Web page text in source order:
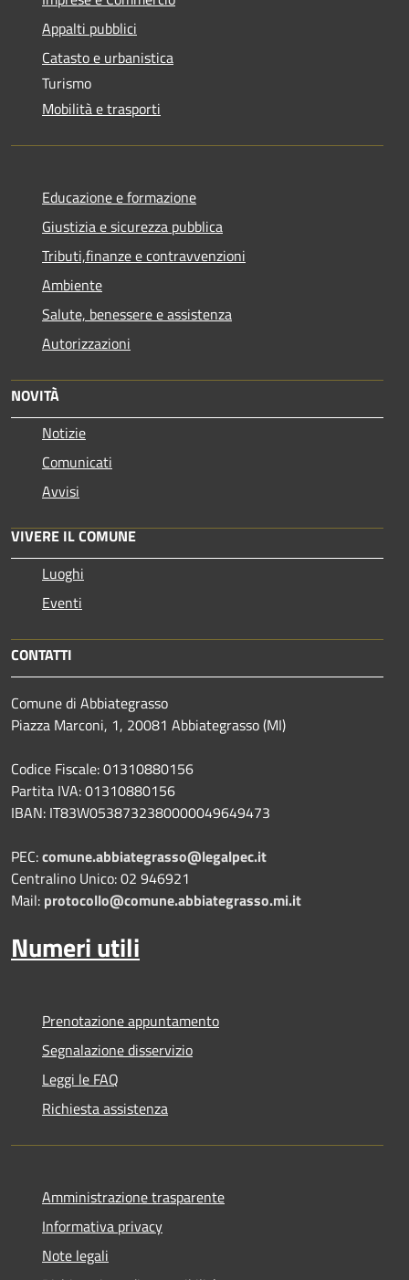
Appalti pubblici
Catasto e urbanistica
Turismo
Mobilità e trasporti
Educazione e formazione
Giustizia e sicurezza pubblica
Tributi,finanze e contravvenzioni
Ambiente
Salute, benessere e assistenza
Autorizzazioni
NOVITÀ
Notizie
Comunicati
Avvisi
VIVERE IL COMUNE
Luoghi
Eventi
CONTATTI
Comune di Abbiategrasso
Piazza Marconi, 1, 20081 Abbiategrasso (MI)
Codice Fiscale: 01310880156
Partita IVA: 01310880156
IBAN: IT83W0538732380000049649473
PEC:comune.abbiategrasso@legalpec.it
Centralino Unico: 02 946921
Mail: protocollo@comune.abbiategrasso.mi.it
Numeri utili
Prenotazione appuntamento
Segnalazione disservizio
Leggi le FAQ
Richiesta assistenza
Amministrazione trasparente
Informativa privacy
Note legali